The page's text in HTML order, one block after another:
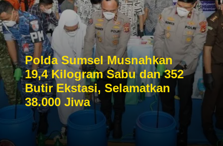
Polda Sumsel Musnahkan
19,4 Kilogram Sabu dan 352
Butir Ekstasi, Selamatkan
38.000 Jiwa